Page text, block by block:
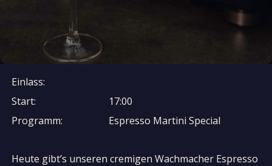
Einlass:
Start:
17:00
Programm:
Espresso Martini Special
Heute gibt’s unseren cremigen Wachmacher Espresso